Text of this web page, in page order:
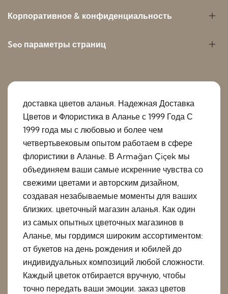
Корпоративное & конфиденциальность
Seo параметры страниц
доставка цветов аланья. Надежная Доставка
Цветов и Флористика в Аланье с 1999 Года С
1999 года мы с любовью и более чем
четвертьвековым опытом работаем в сфере
флористики в Аланье. В Armağan Çiçek мы
объединяем ваши самые искренние чувства со
свежими цветами и авторским дизайном,
создавая незабываемые моменты для ваших
близких. цветочный магазин аланья. Как один
из самых опытных цветочных магазинов в
Аланье, мы гордимся широким ассортиментом:
от букетов на день рождения и юбилей до
индивидуальных композиций любой сложности.
Каждый цветок отбирается вручную, чтобы
точно передать ваши эмоции. заказ цветов